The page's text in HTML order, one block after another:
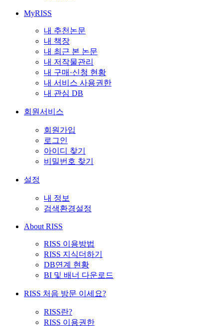
MyRISS
내 추천논문
내 책장
내 최근 본 논문
내 저작물관리
내 구매·신청 현황
내 서비스 사용권한
내 관심 DB
회원서비스
회원가입
로그인
아이디 찾기
비밀번호 찾기
설정
내 정보
검색환경설정
About RISS
RISS 이용방법
RISS 지식더하기
DB연계 현황
BI 및 배너 다운로드
RISS 처음 방문 이세요?
RISS란?
RISS 이용권한